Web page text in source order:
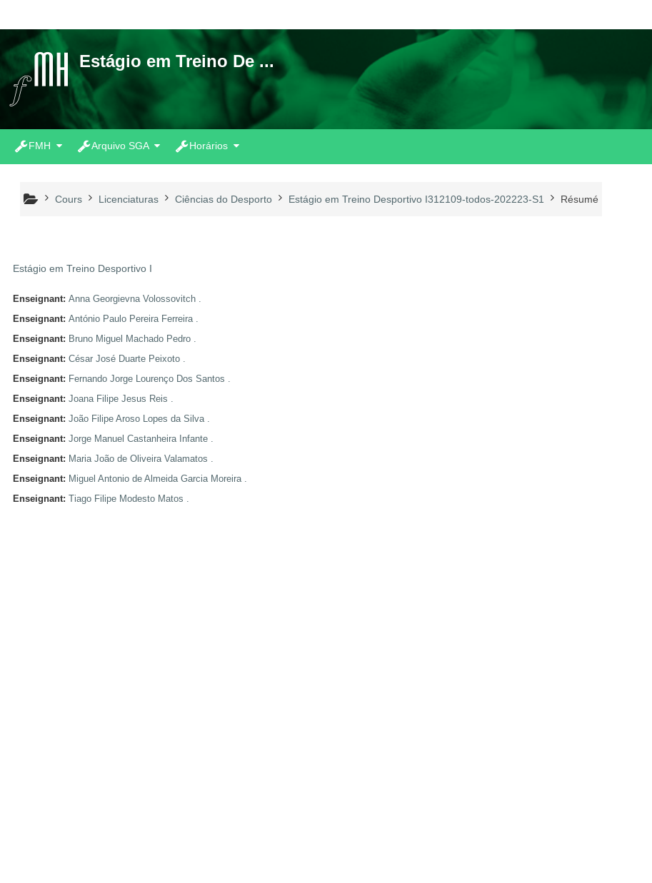
Estágio em Treino De ...
FMH Arquivo SGA Horários
Cours Licenciaturas Ciências do Desporto Estágio em Treino Desportivo I312109-todos-202223-S1 Résumé
Estágio em Treino Desportivo I
Enseignant:Anna Georgievna Volossovitch .
Enseignant:António Paulo Pereira Ferreira .
Enseignant: Bruno Miguel Machado Pedro .
Enseignant:César José Duarte Peixoto .
Enseignant: Fernando Jorge Lourenço Dos Santos .
Enseignant:Joana Filipe Jesus Reis .
Enseignant:João Filipe Aroso Lopes da Silva .
Enseignant:Jorge Manuel Castanheira Infante .
Enseignant: Maria João de Oliveira Valamatos .
Enseignant: Miguel Antonio de Almeida Garcia Moreira .
Enseignant:Tiago Filipe Modesto Matos .